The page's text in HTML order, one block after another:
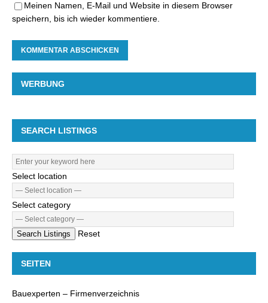
Meinen Namen, E-Mail und Website in diesem Browser
speichern, bis ich wieder kommentiere.
WERBUNG
SEARCH LISTINGS
Select location
Select category
Search Listings Reset
SEITEN
Bauexperten – Firmenverzeichnis